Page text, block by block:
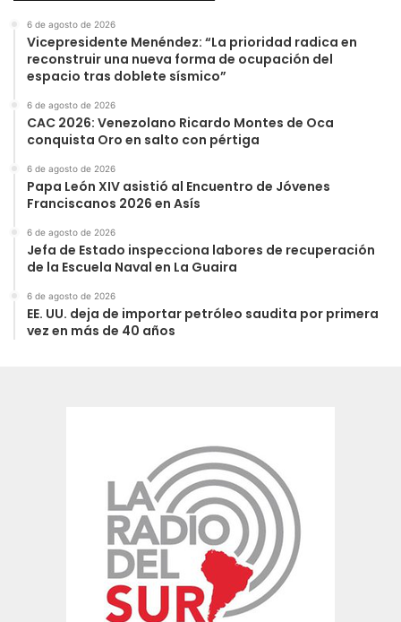
6 de agosto de 2026
Vicepresidente Menéndez: “La prioridad radica en
reconstruir una nueva forma de ocupación del
espacio tras doblete sísmico”
6 de agosto de 2026
CAC 2026: Venezolano Ricardo Montes de Oca
conquista Oro en salto con pértiga
6 de agosto de 2026
Papa León XIV asistió al Encuentro de Jóvenes
Franciscanos 2026 en Asís
6 de agosto de 2026
Jefa de Estado inspecciona labores de recuperación
de la Escuela Naval en La Guaira
6 de agosto de 2026
EE. UU. deja de importar petróleo saudita por primera
vez en más de 40 años